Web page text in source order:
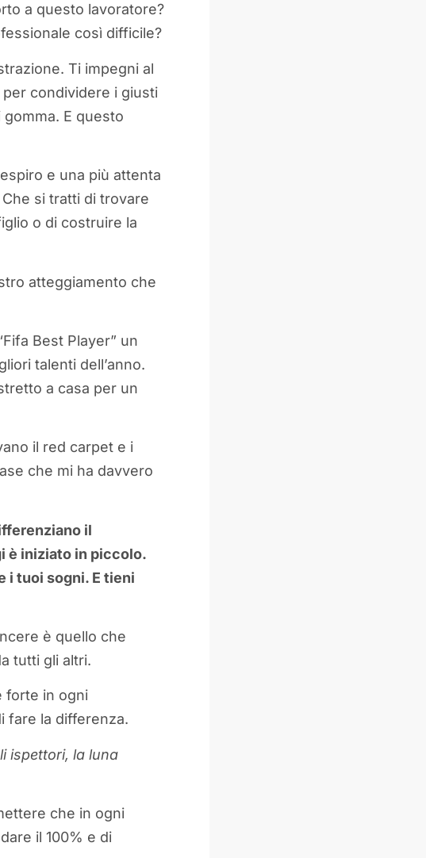
a questo lavoratore?
così difficile?
Ti impegni al
condividere i giusti
E questo
e una più attenta
si tratti di trovare
o di costruire la
atteggiamento che
Best Player” un
talenti dell’anno.
a casa per un
il red carpet e i
che mi ha davvero
il
è iniziato in piccolo.
i tuoi sogni. E tieni
è quello che
tutti gli altri.
forte in ogni
fare la differenza.
ispettori, la luna
che in ogni
il 100% e di